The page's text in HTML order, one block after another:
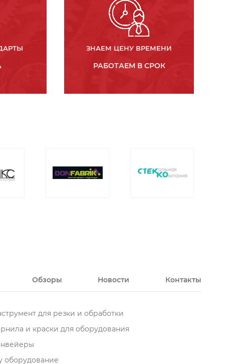
ЗНАЕМ ЦЕНУ ВРЕМЕНИ
РАБОТАЕМ В СРОК
Обзоры Новости Контакты
для резки и обработки
и краски для оборудования
оборудование